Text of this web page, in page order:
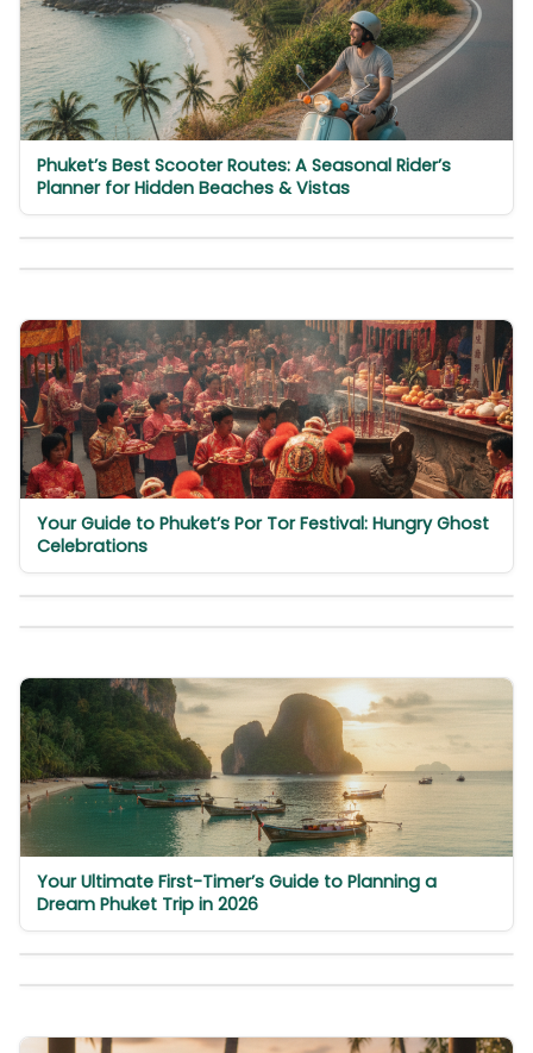
Phuket’s Best Scooter Routes: A Seasonal Rider’s
Planner for Hidden Beaches & Vistas
Your Guide to Phuket’s Por Tor Festival: Hungry Ghost
Celebrations
Your Ultimate First-Timer’s Guide to Planning a
Dream Phuket Trip in 2026